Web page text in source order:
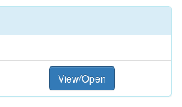
View/Open